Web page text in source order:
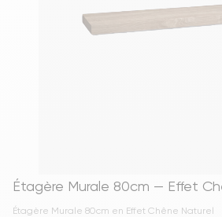
Étagère Murale 80cm — Effet
Étagère Murale 80cm en Effet Chêne Naturel